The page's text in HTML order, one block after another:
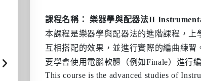
課程名稱：樂器學與配器法II
本課程是樂器學與配器法的進階課程，
互相搭配的效果，並進行實際的編曲練
要學會使用電腦軟體（例如Finale）進行
This course is the advanced studies of